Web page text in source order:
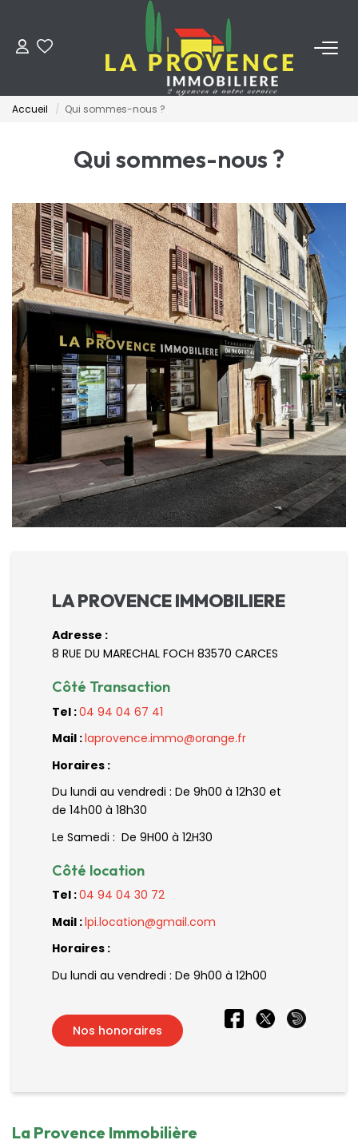
ACHETER
FAIRE GÉRER
NOS AGENCES
Qui Sommes-Nous
Notre Équipe
Nos Actualités
CONTACT
Accueil Qui sommes-nous ?
Qui sommes-nous ?
LA PROVENCE IMMOBILIERE
Adresse :
8 RUE DU MARECHAL FOCH 83570 CARCES
Côté Transaction
Tel :04 94 04 67 41
Mail :laprovence.immo@orange.fr
Horaires :
Du lundi au vendredi : De 9h00 à 12h30 et
de 14h00 à 18h30
Le Samedi : De 9H00 à 12H30
Côté location
Tel :04 94 04 30 72
Mail :lpi.location@gmail.com
Horaires :
Du lundi au vendredi : De 9h00 à 12h00
Nos honoraires
La Provence Immobilière